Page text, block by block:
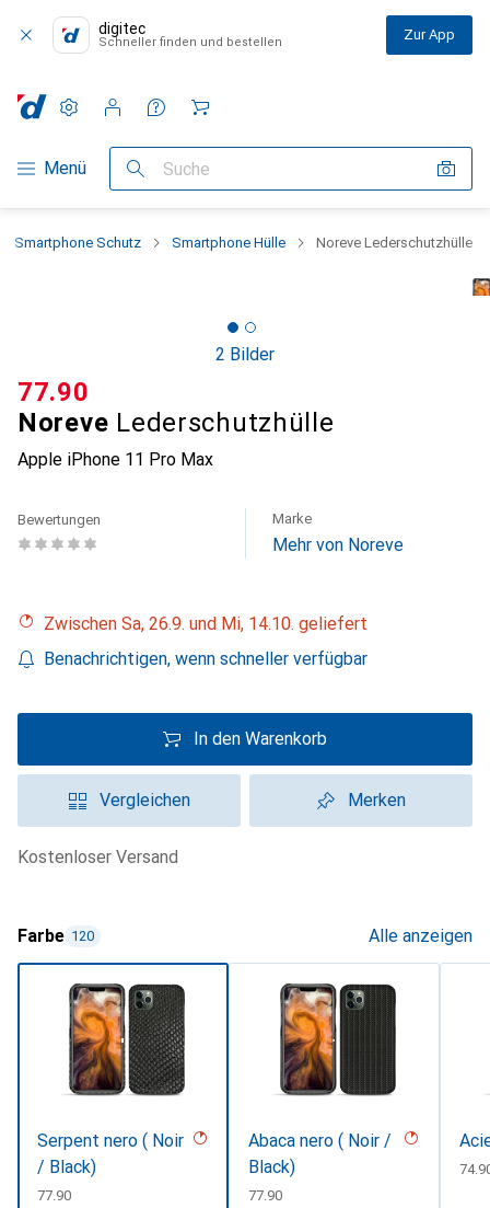
digitec
Schneller finden und bestellen Zur App
Navigation nach Kategorien
Menü Suche
Einstellungen
Kundenkonto
Vergleichslisten
Merklisten
Warenkorb
Smartphone Schutz Smartphone Hülle Noreve Lederschutzhülle
2 Bilder
Noreve Lederschutzhülle
Apple iPhone 11 Pro Max
CHF
77.90
Bewertungen Marke
Mehr von Noreve
Zwischen Sa, 26.9. und Mi, 14.10. geliefert
Benachrichtigen, wenn schneller verfügbar
In den Warenkorb
Vergleichen Merken
kostenloser Versand
Farbe 120 Alle anzeigen
Serpent nero ( Noir
/ Black)
CHF
77.90
Abaca nero ( Noir /
Black)
CHF
77.90
CHF